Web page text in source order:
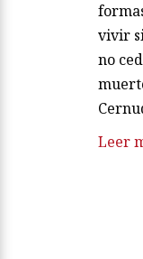
vivir
no
Leer